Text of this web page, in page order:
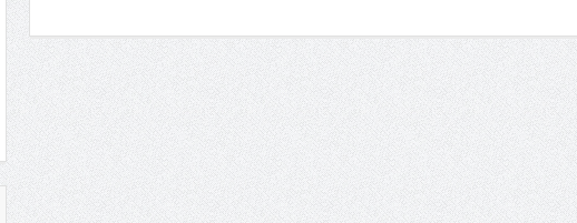
الانتخابات لن تؤثر على برامج
المجلس والشفافية هي أساس
عملنا
في الامارات د . عبد الملك جاني :
منتدى ( اكتشاف المواهب
الاجتماعية ) فرصة للتوأمة بين
الرياضة والعمل الاجتماعي